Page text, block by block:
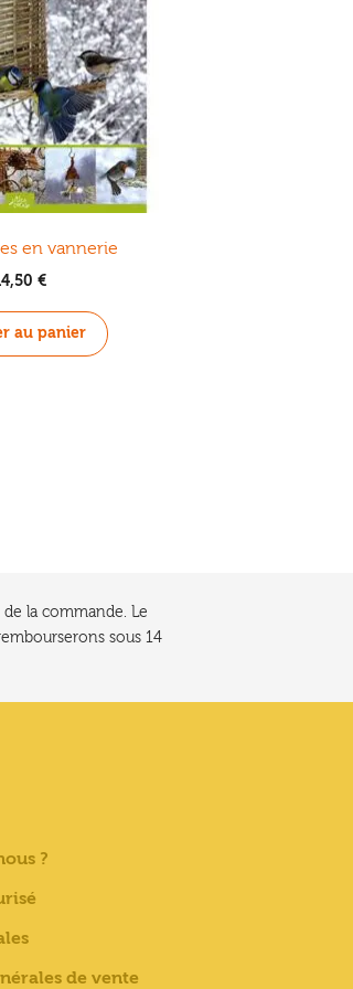
en vannerie
€
au panier
la commande. Le
sous 14
?
de vente